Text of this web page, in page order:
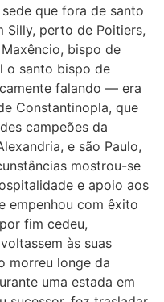
que fora de santo
Silly, perto de Poitiers,
bispo de
o santo bispo de
falando — era
Constantinopla, que
campeões da
e são Paulo,
mostrou-se
e apoio aos
empenhou com êxito
fim cedeu,
às suas
morreu longe da
uma estada em